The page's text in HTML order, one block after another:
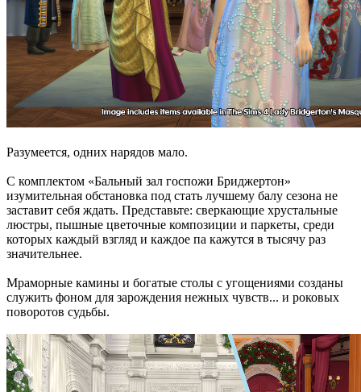
Разумеется, одних нарядов мало.
С комплектом «Бальный зал госпожи Бриджертон»
изумительная обстановка под стать лучшему балу сезона не
заставит себя ждать. Представьте: сверкающие хрустальные
люстры, пышные цветочные композиции и паркеты, среди
которых каждый взгляд и каждое па кажутся в тысячу раз
значительнее.
Мраморные камины и богатые столы с угощениями созданы
служить фоном для зарождения нежных чувств... и роковых
поворотов судьбы.